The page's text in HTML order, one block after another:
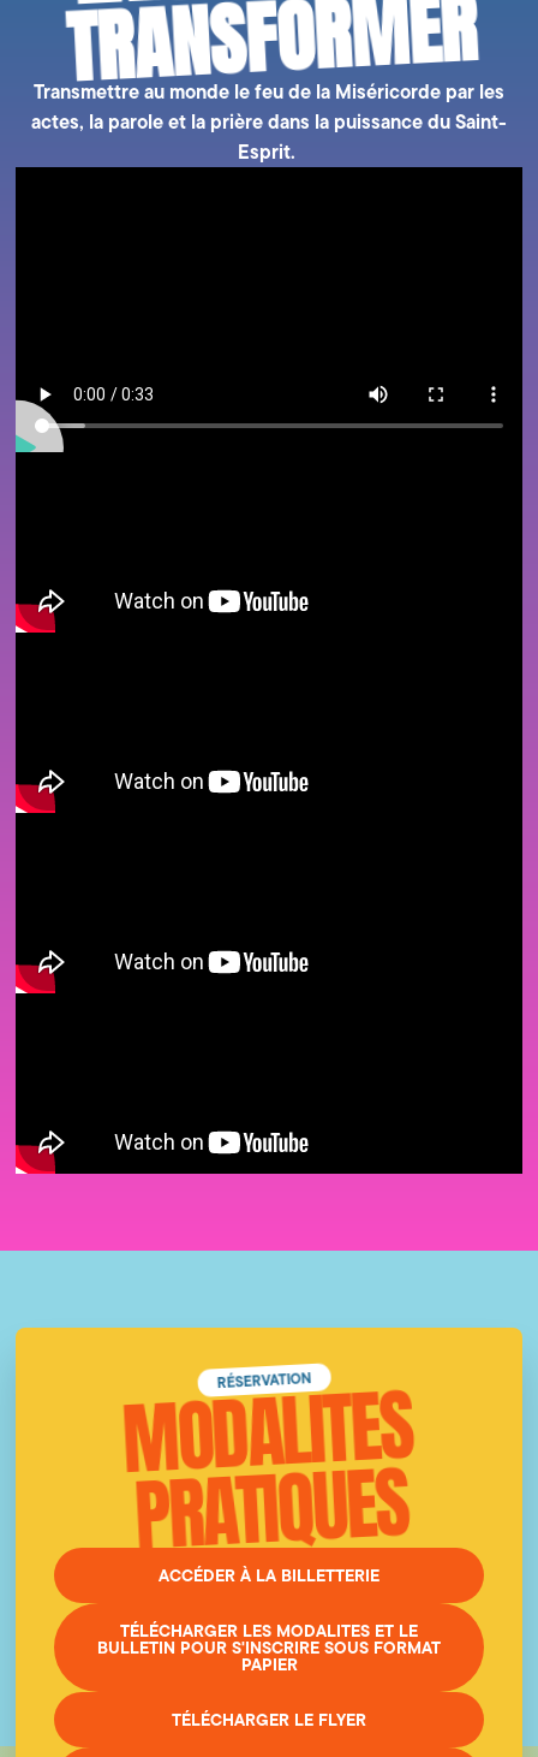
MER
Transmettre au monde le feu de la Miséricorde par les
actes, la parole et la prière dans la puissance du Saint-
Esprit.
RÉSERVATION
MODALITES
PRATIQUES
ACCÉDER À LA BILLETTERIE
TÉLÉCHARGER LES MODALITES ET LE
BULLETIN POUR S'INSCRIRE SOUS FORMAT
PAPIER
TÉLÉCHARGER LE FLYER